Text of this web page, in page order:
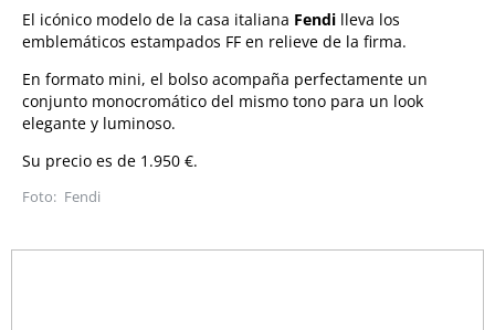
El icónico modelo de la casa italiana Fendi lleva los
emblemáticos estampados FF en relieve de la firma.
En formato mini, el bolso acompaña perfectamente un
conjunto monocromático del mismo tono para un look
elegante y luminoso.
Su precio es de 1.950 €.
Fendi